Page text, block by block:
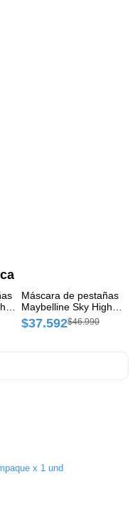
x 1 und
1 und
Máscara de pestañas
Maybelline Sky High
Washable Frasco x 1 und
$37.592$46.990